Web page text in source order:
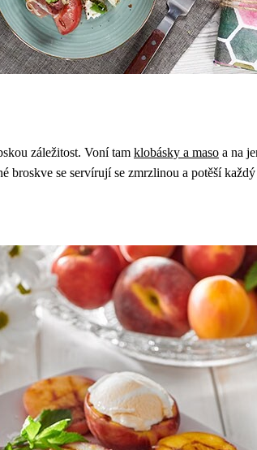
záležitost. Voní tam klobásky a maso a na
broskve se servírují se zmrzlinou a potěší